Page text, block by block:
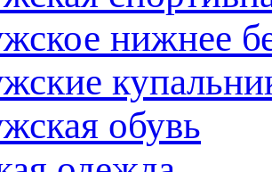
нижнее
обувь